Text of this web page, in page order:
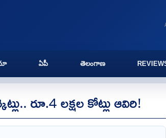
ఏపీ తెలంగాణ
రూ.4 లక్షల కోట్లు ఆవిరి!